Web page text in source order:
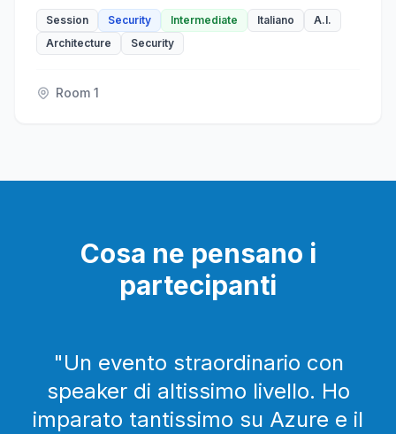
osservare, governare e mettere in sicurezza gli agenti
AI anche tramite demo ad hoc.
Session Security Intermediate Italiano
A.I.
Architecture
Security
Room 1
Cosa ne pensano i
partecipanti
"Un evento straordinario con
speaker di altissimo livello. Ho
imparato tantissimo su Azure e il